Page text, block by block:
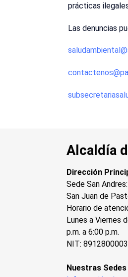
prácticas
Las denuncias
Alcaldía
Dirección
Sede San
San Juan de
Horario de
Lunes a Viernes
p.m. a 6:00 p.m.
NIT:
Nuestras Sedes